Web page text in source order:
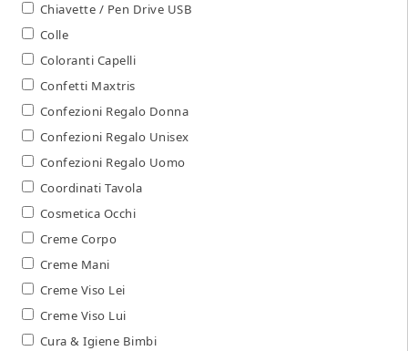
Chiavette / Pen Drive USB
Colle
Coloranti Capelli
Confetti Maxtris
Confezioni Regalo Donna
Confezioni Regalo Unisex
Confezioni Regalo Uomo
Coordinati Tavola
Cosmetica Occhi
Creme Corpo
Creme Mani
Creme Viso Lei
Creme Viso Lui
Cura & Igiene Bimbi